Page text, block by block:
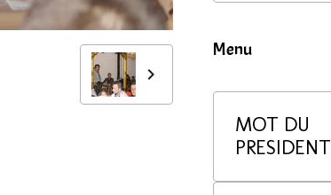
Menu
MOT DU
PRESIDENT